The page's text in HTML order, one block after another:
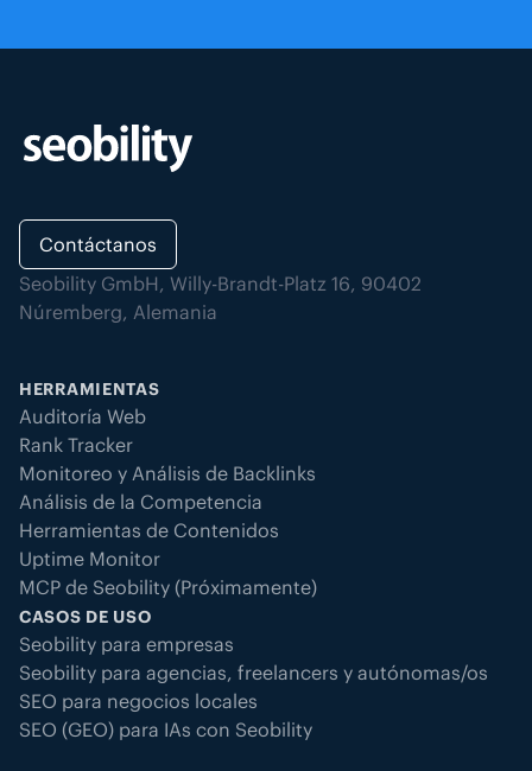
Contáctanos
Seobility GmbH, Willy-Brandt-Platz 16, 90402
Núremberg, Alemania
HERRAMIENTAS
Auditoría Web
Rank Tracker
Monitoreo y Análisis de Backlinks
Análisis de la Competencia
Herramientas de Contenidos
Uptime Monitor
MCP de Seobility (Próximamente)
CASOS DE USO
Seobility para empresas
Seobility para agencias, freelancers y autónomas/os
SEO para negocios locales
SEO (GEO) para IAs con Seobility